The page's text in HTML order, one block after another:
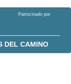
Patrocinado por
DEL CAMINO